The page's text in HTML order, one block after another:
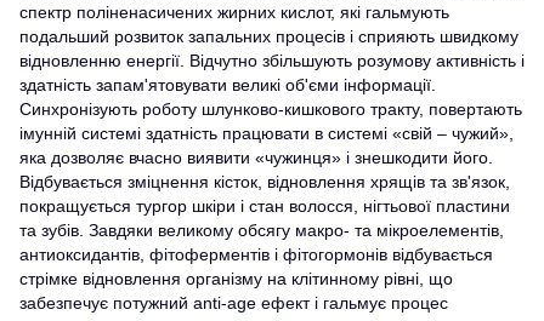
спектр поліненасичених жирних кислот, які гальмують
подальший розвиток запальних процесів і сприяють швидкому
відновленню енергії. Відчутно збільшують розумову активність і
здатність запам'ятовувати великі об'єми інформації.
Синхронізують роботу шлунково-кишкового тракту, повертають
імунній системі здатність працювати в системі «свій – чужий»,
яка дозволяє вчасно виявити «чужинця» і знешкодити його.
Відбувається зміцнення кісток, відновлення хрящів та зв'язок,
покращується тургор шкіри і стан волосся, нігтьової пластини
та зубів. Завдяки великому обсягу макро- та мікроелементів,
антиоксидантів, фітоферментів і фітогормонів відбувається
стрімке відновлення організму на клітинному рівні, що
забезпечує потужний аnti-age ефект і гальмує процес